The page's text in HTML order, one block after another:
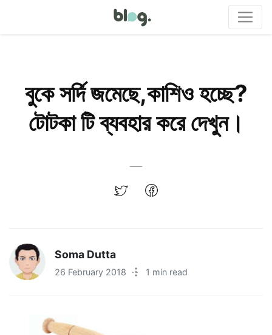
বুকে সর্দি জমেছে,কাশিও হচ্ছে?
টোটকা টি ব্যবহার করে দেখুন।
Soma Dutta
26 February 2018 · 1 min read